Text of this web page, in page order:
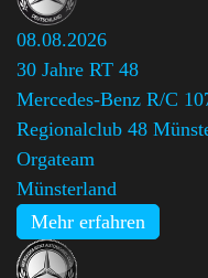
08.08.2026
30 Jahre RT 48
Mercedes-Benz R/C
Regionalclub 48
Orgateam
Münsterland
Mehr erfahren